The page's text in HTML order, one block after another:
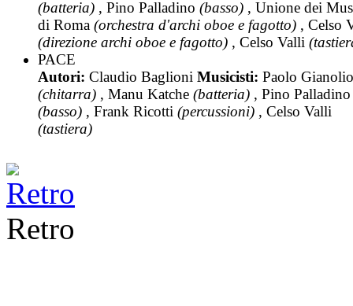
(batteria) , Pino Palladino (basso) , Unione dei
di Roma (orchestra d'archi oboe e fagotto) , Celso
(direzione archi oboe e fagotto) , Celso Valli
PACE
Autori: Claudio Baglioni Musicisti: Paolo Gianolio
(chitarra) , Manu Katche (batteria) , Pino Palladino
(basso) , Frank Ricotti (percussioni) , Celso Valli
(tastiera)
Retro